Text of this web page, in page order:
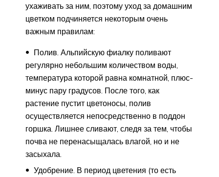
ухаживать за ним, поэтому уход за домашним
цветком подчиняется некоторым очень
важным правилам:
Полив. Альпийскую фиалку поливают
регулярно небольшим количеством воды,
температура которой равна комнатной, плюс-
минус пару градусов. После того, как
растение пустит цветоносы, полив
осуществляется непосредственно в поддон
горшка. Лишнее сливают, следя за тем, чтобы
почва не перенасыщалась влагой, но и не
засыхала.
Удобрение. В период цветения (то есть